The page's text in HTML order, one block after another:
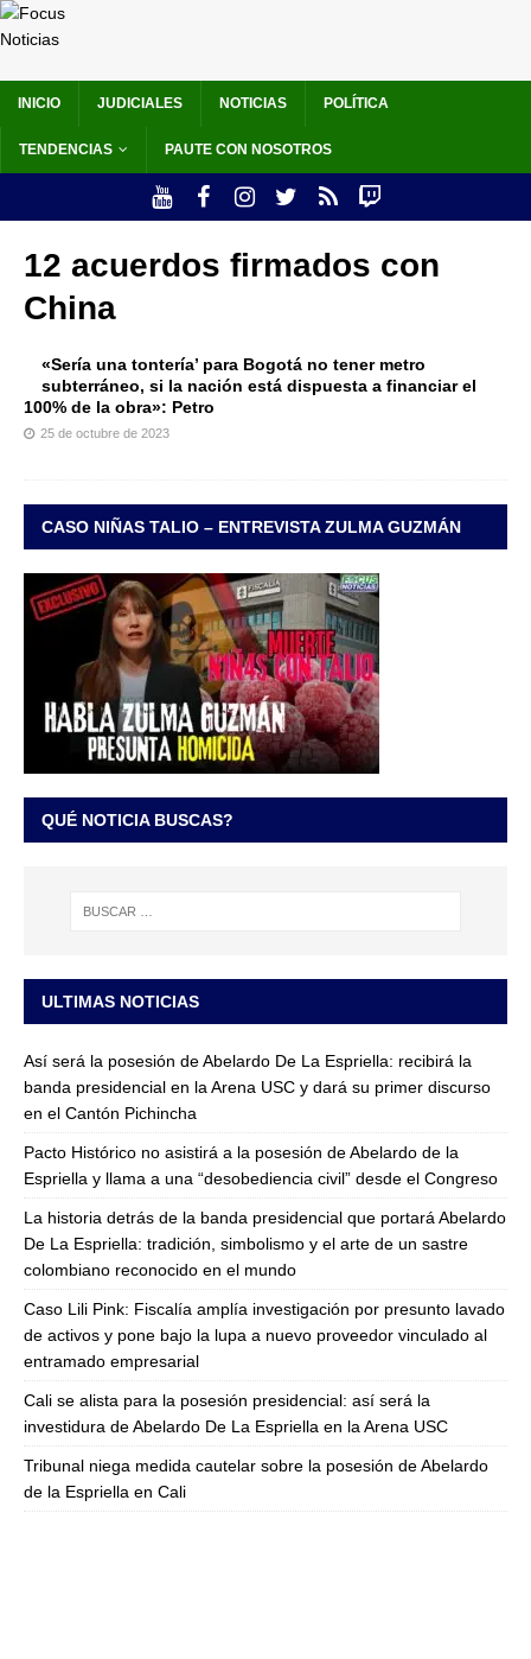
INICIO JUDICIALES NOTICIAS POLÍTICA
TENDENCIAS PAUTE CON NOSOTROS
12 acuerdos firmados con
China
«Sería una tontería’ para Bogotá no tener metro
subterráneo, si la nación está dispuesta a financiar el
100% de la obra»: Petro
25 de octubre de 2023
CASO NIÑAS TALIO – ENTREVISTA ZULMA GUZMÁN
QUÉ NOTICIA BUSCAS?
ULTIMAS NOTICIAS
Así será la posesión de Abelardo De La Espriella: recibirá la
banda presidencial en la Arena USC y dará su primer discurso
en el Cantón Pichincha
Pacto Histórico no asistirá a la posesión de Abelardo de la
Espriella y llama a una “desobediencia civil” desde el Congreso
La historia detrás de la banda presidencial que portará Abelardo
De La Espriella: tradición, simbolismo y el arte de un sastre
colombiano reconocido en el mundo
Caso Lili Pink: Fiscalía amplía investigación por presunto lavado
de activos y pone bajo la lupa a nuevo proveedor vinculado al
entramado empresarial
Cali se alista para la posesión presidencial: así será la
investidura de Abelardo De La Espriella en la Arena USC
Tribunal niega medida cautelar sobre la posesión de Abelardo
de la Espriella en Cali